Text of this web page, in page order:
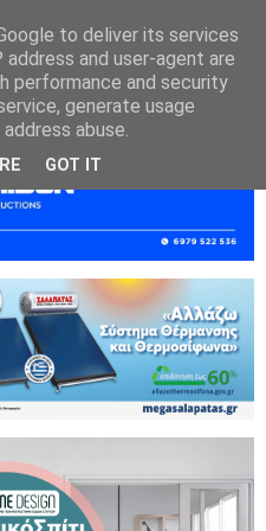
to deliver its services
and user-agent are
performance and security
generate usage
abuse.
GOT IT